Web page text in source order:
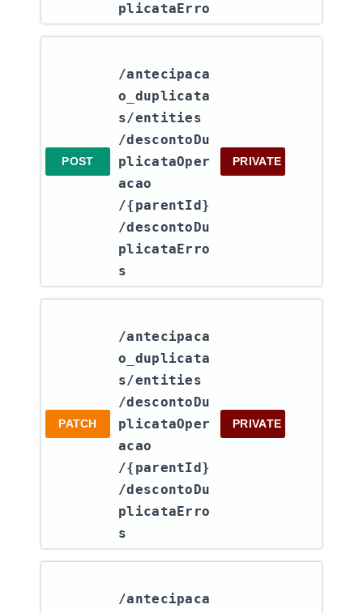
plicataErro
POST
/antecipaca
o_duplicata
s​/entities​
/descontoDu
plicataOper
acao​
/{parentId}​
/descontoDu
plicataErro
s
PRIVATE
PATCH
/antecipaca
o_duplicata
s​/entities​
/descontoDu
plicataOper
acao​
/{parentId}​
/descontoDu
plicataErro
s
PRIVATE
/antecipaca